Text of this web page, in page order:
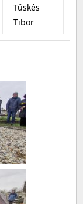
Tüskés
Tibor